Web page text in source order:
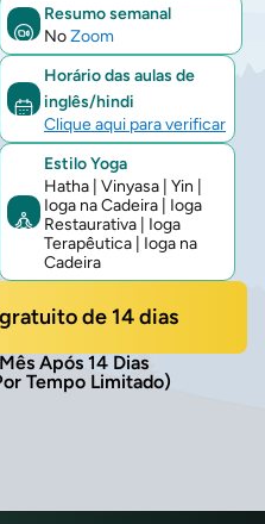
horário
atual
Resumo semanal
NoZoom
Horário das aulas de
inglês/hindi
Clique aqui para verificar
Estilo Yoga
Hatha | Vinyasa | Yin |
Ioga na Cadeira | Ioga
Restaurativa | Ioga
Terapêutica | Ioga na
Cadeira
de 14 dias
Após 14 Dias
Tempo Limitado)